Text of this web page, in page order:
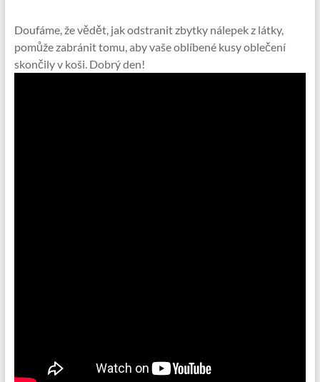
Doufáme, že vědět, jak odstranit zbytky nálepek z látky,
pomůže zabránit tomu, aby vaše oblíbené kusy oblečení
skončily v koši. Dobrý den!